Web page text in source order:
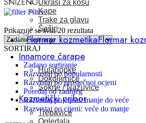
Ukrasi za kosu
Kape
Trake za glavu
Šeširi
Flormar
Innamore čarape
Hulahopke
Dokoljenice
Sokne / Nazuvice
Kozmetički pribor
Trepavice
Ogledala
Filter
Prikazuje se svih 20 rezultata
SORTIRAJ
Zadano sortiranje
Razvrstaj po popularnosti
Razvrstaj po prosječnoj ocjeni
Poredaj od zadnjeg
Razvrstaj po cijeni: manje do veće
Razvrstaj po cijeni: veće do manje